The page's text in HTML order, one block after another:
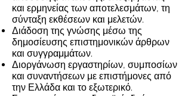
και ερμηνείας των αποτελεσμάτων, τη
σύνταξη εκθέσεων και μελετών.
Διάδοση της γνώσης μέσω της
δημοσίευσης επιστημονικών άρθρων
και συγγραμμάτων.
Διοργάνωση εργαστηρίων, συμποσίων
και συναντήσεων με επιστήμονες από
την Ελλάδα και το εξωτερικό.